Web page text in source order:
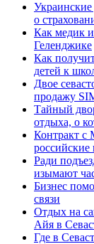
Украинские
о
Как медик
Геленджике
Как
детей к
Двое
продажу
Тайный
отдыха, о
Контракт с
российские
Ради
изымают
Бизнес
связи
Отдых на
Айя в
Где в